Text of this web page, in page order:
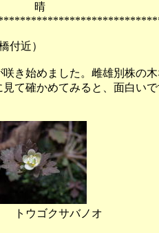
19日（金)
付近）
咲き始めました。雌雄別株の
て確かめてみると、面白い
クサバノオ